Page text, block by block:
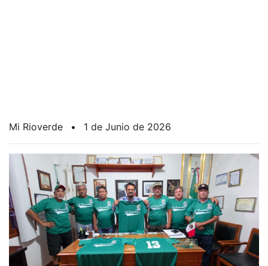
Mi Rioverde • 1 de Junio de 2026